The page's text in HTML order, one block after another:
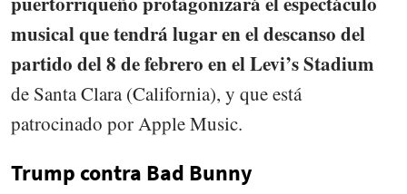
musical que tendrá lugar en el descanso del
partido del 8 de febrero en el Levi’s Stadium
de Santa Clara (California), y que está
patrocinado por Apple Music.
Trump contra Bad Bunny